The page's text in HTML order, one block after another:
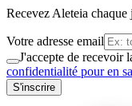
Recevez Aleteia
Votre adresse email
J'accepte de recevoir
confidentialité pour en
S'inscrire